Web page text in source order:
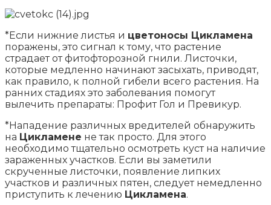
*Если нижние листья и цветоносы Цикламена
поражены, это сигнал к тому, что растение
страдает от фитофторозной гнили. Листочки,
которые медленно начинают засыхать, приводят,
как правило, к полной гибели всего растения. На
ранних стадиях это заболевания помогут
вылечить препараты: Профит Гол и Превикур.
*Нападение различных вредителей обнаружить
на Цикламене не так просто. Для этого
необходимо тщательно осмотреть куст на наличие
зараженных участков. Если вы заметили
скрученные листочки, появление липких
участков и различных пятен, следует немедленно
приступить к лечению Цикламена.